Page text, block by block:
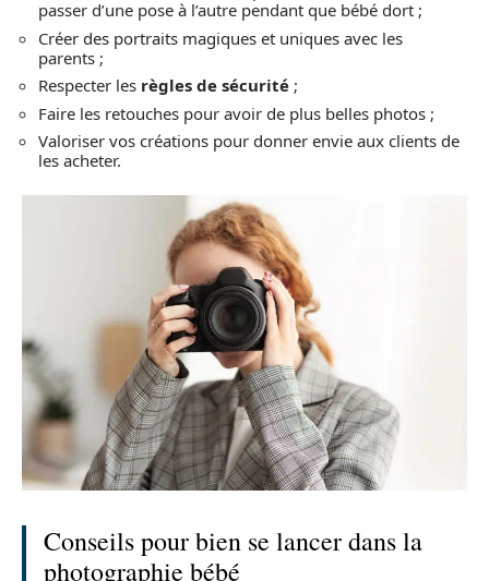
passer d’une pose à l’autre pendant que bébé dort ;
Créer des portraits magiques et uniques avec les
parents ;
Respecter les règles de sécurité ;
Faire les retouches pour avoir de plus belles photos ;
Valoriser vos créations pour donner envie aux clients de
les acheter.
Conseils pour bien se lancer dans la
photographie bébé